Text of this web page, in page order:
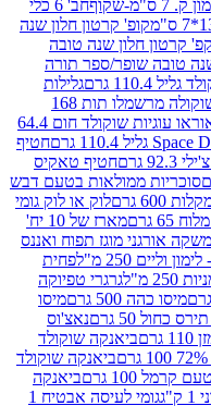
חב' 6 כלי
קרטון חלון שנה
שנה טובה
ספר תורה
גלילות
אוראו שוקולה מרשמלו תות 168
אוראו עוגיות שוקולד חום 64.4
חטיף
חטיף טאקיס
בטעם דבש
לוק או לוק גומי
מארז של 10 יח'
תפוח ואננס
פחית
גרגרי טפיוקה
מיסו
נאצ'וס
שוקולד
ביאנקה שוקולד
ביאנקה
גומי לעיסה אבטיח 1